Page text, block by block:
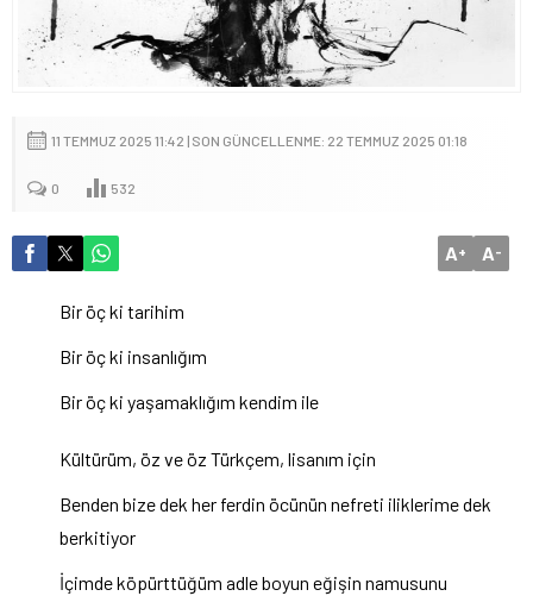
11 TEMMUZ 2025 11:42 | SON GÜNCELLENME: 22 TEMMUZ 2025 01:18
0 532
A+ A-
Bir öç ki tarihim
Bir öç ki insanlığım
Bir öç ki yaşamaklığım kendim ile
Kültürüm, öz ve öz Türkçem, lisanım için
Benden bize dek her ferdin öcünün nefreti iliklerime dek
berkitiyor
İçimde köpürttüğüm adle boyun eğişin namusunu